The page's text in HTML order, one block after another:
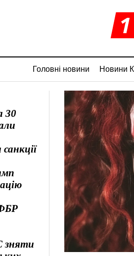
Головні новини Новини
30
зняти